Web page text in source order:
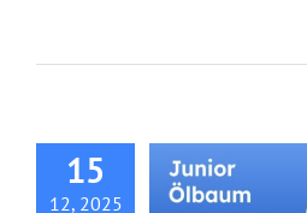
15
12, 2025
Junior